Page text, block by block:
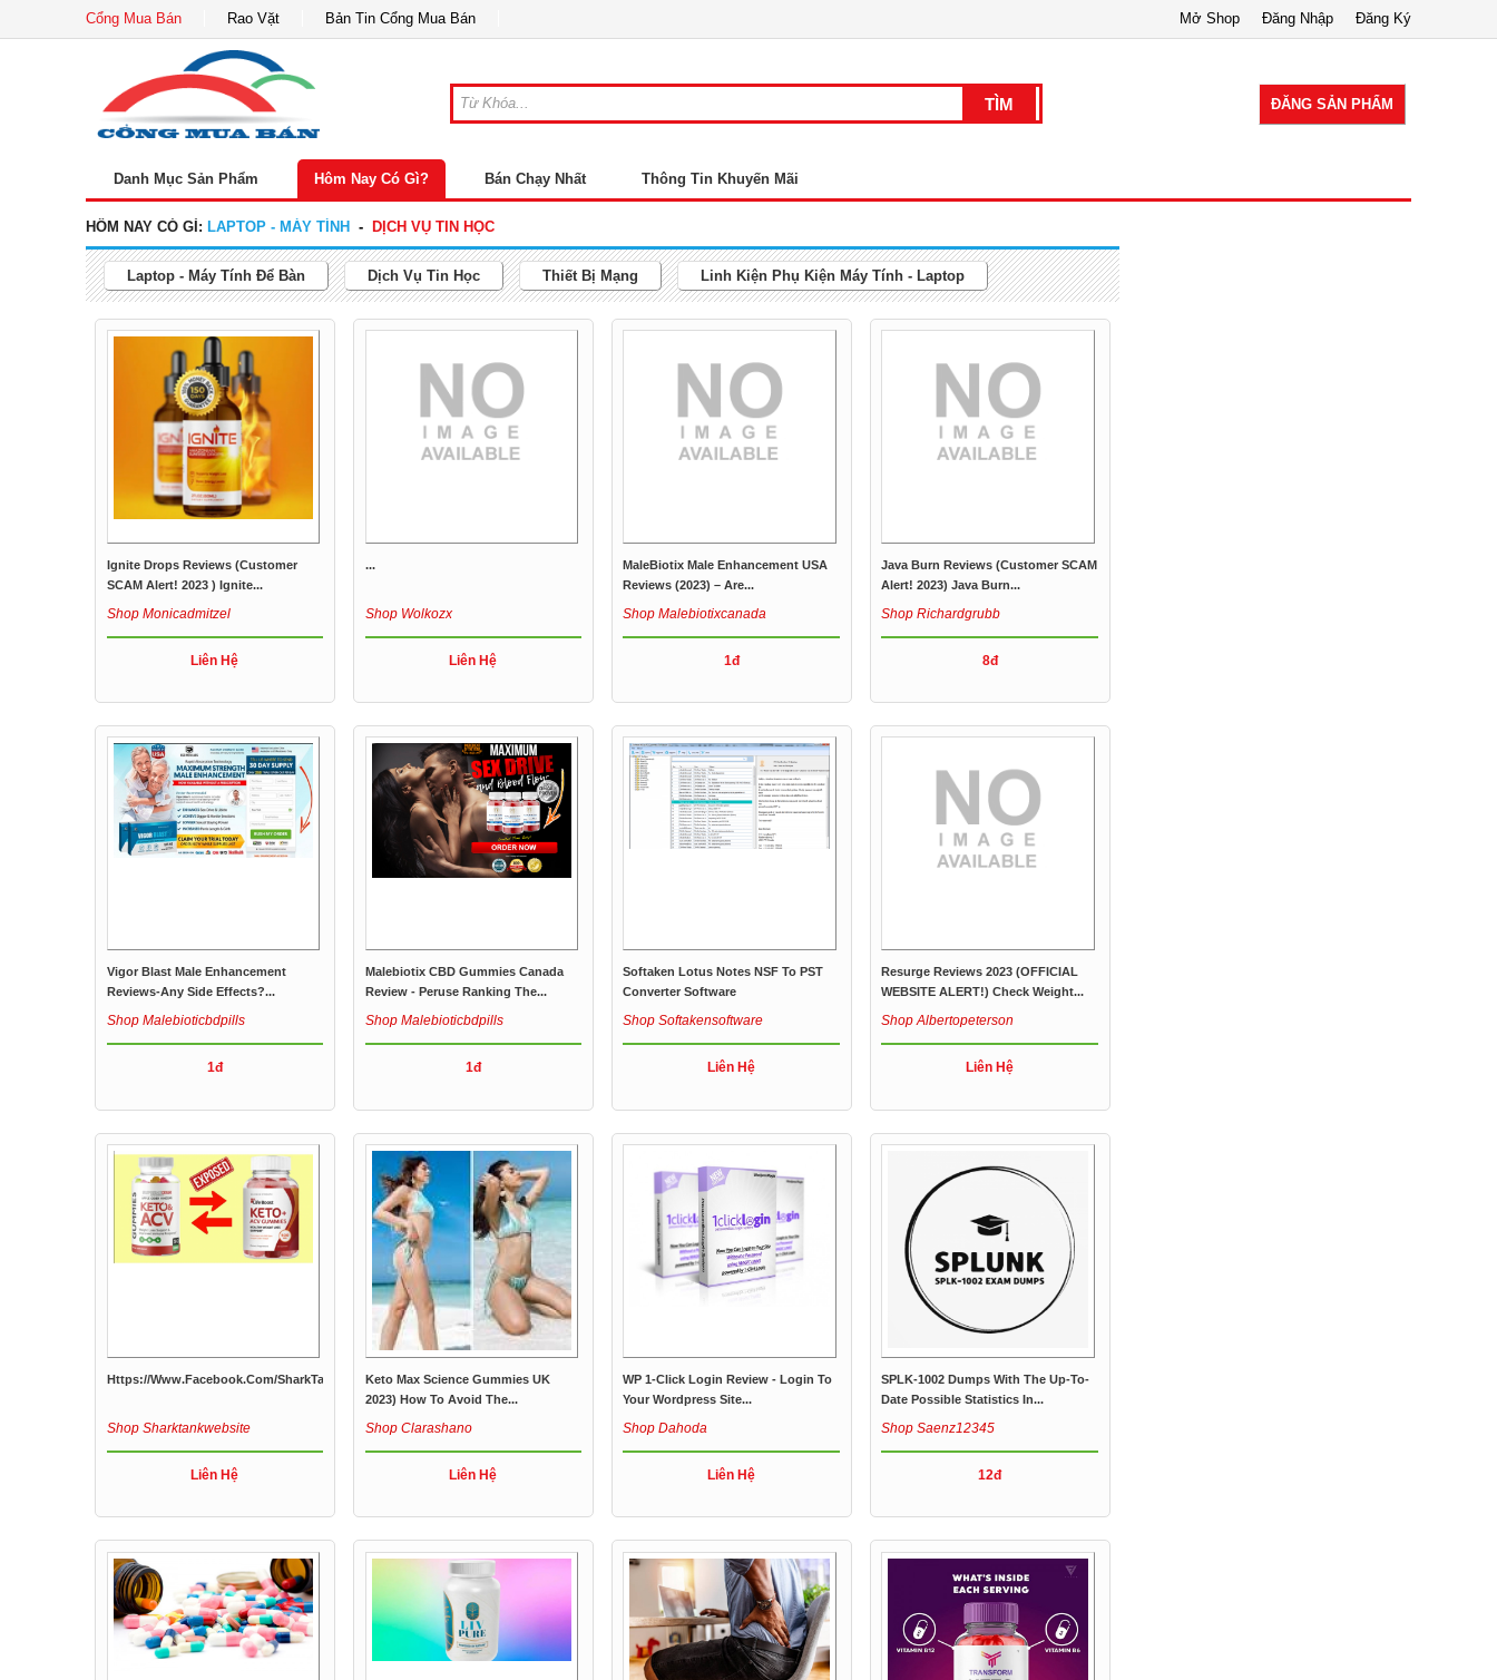
Cổng Mua Bán Rao Vặt Bản Tin Cổng Mua Bán Đăng Ký
Đăng Nhập
Mở Shop
ĐĂNG SẢN PHẨM
Danh Mục Sản Phẩm Hôm Nay Có Gì? Bán Chạy Nhất Thông Tin Khuyến Mãi
HÔM NAY CÓ GÌ: LAPTOP - MÁY TÍNH - DỊCH VỤ TIN HỌC
Laptop - Máy Tính Để Bàn Dịch Vụ Tin Học Thiết Bị Mạng Linh Kiện Phụ Kiện Máy Tính - Laptop
Ignite Drops Reviews (Customer
SCAM Alert! 2023 ) Ignite...
Shop Monicadmitzel
Liên Hệ
...
Shop Wolkozx
Liên Hệ
MaleBiotix Male Enhancement USA
Reviews (2023) – Are...
Shop Malebiotixcanada
1đ
Java Burn Reviews (Customer SCAM
Alert! 2023) Java Burn...
Shop Richardgrubb
8đ
Vigor Blast Male Enhancement
Reviews-Any Side Effects?...
Shop Malebioticbdpills
1đ
Malebiotix CBD Gummies Canada
Review - Peruse Ranking The...
Shop Malebioticbdpills
1đ
Softaken Lotus Notes NSF To PST
Converter Software
Shop Softakensoftware
Liên Hệ
Resurge Reviews 2023 (OFFICIAL
WEBSITE ALERT!) Check Weight...
Shop Albertopeterson
Liên Hệ
Https://www.facebook.com/SharkTankWeightLossGummiesAmazon/
Shop Sharktankwebsite
Liên Hệ
Keto Max Science Gummies UK
2023) How To Avoid The...
Shop Clarashano
Liên Hệ
WP 1-Click Login Review - Login To
Your Wordpress Site...
Shop Dahoda
Liên Hệ
SPLK-1002 Dumps With The Up-To-
Date Possible Statistics In...
Shop Saenz12345
12đ